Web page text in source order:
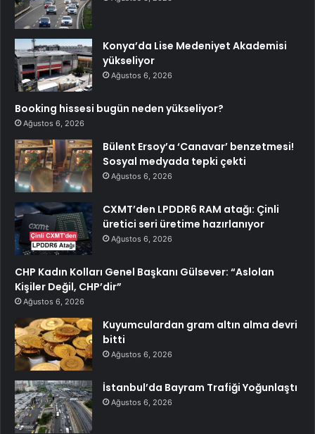
Konya’da Lise Medeniyet Akademisi
yükseliyor
Ağustos 6, 2026
Booking hissesi bugün neden yükseliyor?
Ağustos 6, 2026
Bülent Ersoy’a ‘Canavar’ benzetmesi!
Sosyal medyada tepki çekti
Ağustos 6, 2026
CXMT’den LPDDR6 RAM atağı: Çinli
üretici seri üretime hazırlanıyor
Ağustos 6, 2026
CHP Kadın Kolları Genel Başkanı Gülsever: “Aslolan
Kişiler Değil, CHP’dir”
Ağustos 6, 2026
Kuyumculardan gram altın alma devri
bitti
Ağustos 6, 2026
İstanbul’da Bayram Trafiği Yoğunlaştı
Ağustos 6, 2026